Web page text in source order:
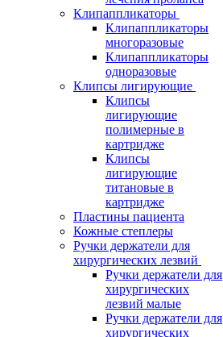
Клипаппликаторы
Клипаппликаторы
многоразовые
Клипаппликаторы
одноразовые
Клипсы лигирующие
Клипсы
лигирующие
полимерные в
картридже
Клипсы
лигирующие
титановые в
картридже
Пластины пациента
Кожные степлеры
Ручки держатели для
хирургических лезвий
Ручки держатели для
хирургических
лезвий малые
Ручки держатели для
хирургических